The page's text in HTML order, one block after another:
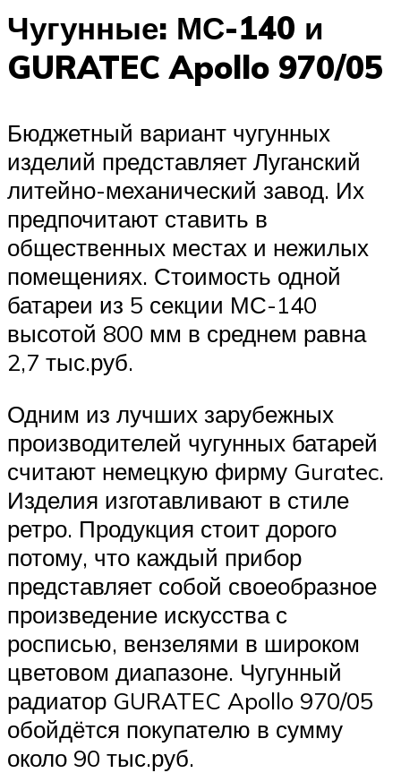
Чугунные: МС-140 и
GURATEC Apollo 970/05
Бюджетный вариант чугунных
изделий представляет Луганский
литейно-механический завод. Их
предпочитают ставить в
общественных местах и нежилых
помещениях. Стоимость одной
батареи из 5 секции МС-140
высотой 800 мм в среднем равна
2,7 тыс.руб.
Одним из лучших зарубежных
производителей чугунных батарей
считают немецкую фирму Guratec.
Изделия изготавливают в стиле
ретро. Продукция стоит дорого
потому, что каждый прибор
представляет собой своеобразное
произведение искусства с
росписью, вензелями в широком
цветовом диапазоне. Чугунный
радиатор GURATEC Apollo 970/05
обойдётся покупателю в сумму
около 90 тыс.руб.